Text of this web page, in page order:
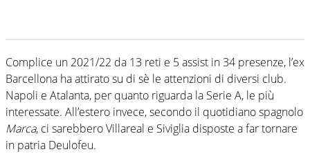
Complice un 2021/22 da 13 reti e 5 assist in 34 presenze, l’ex
Barcellona ha attirato su di sè le attenzioni di diversi club.
Napoli e Atalanta, per quanto riguarda la Serie A, le più
interessate. All’estero invece, secondo il quotidiano spagnolo
Marca, ci sarebbero Villareal e Siviglia disposte a far tornare
in patria Deulofeu.